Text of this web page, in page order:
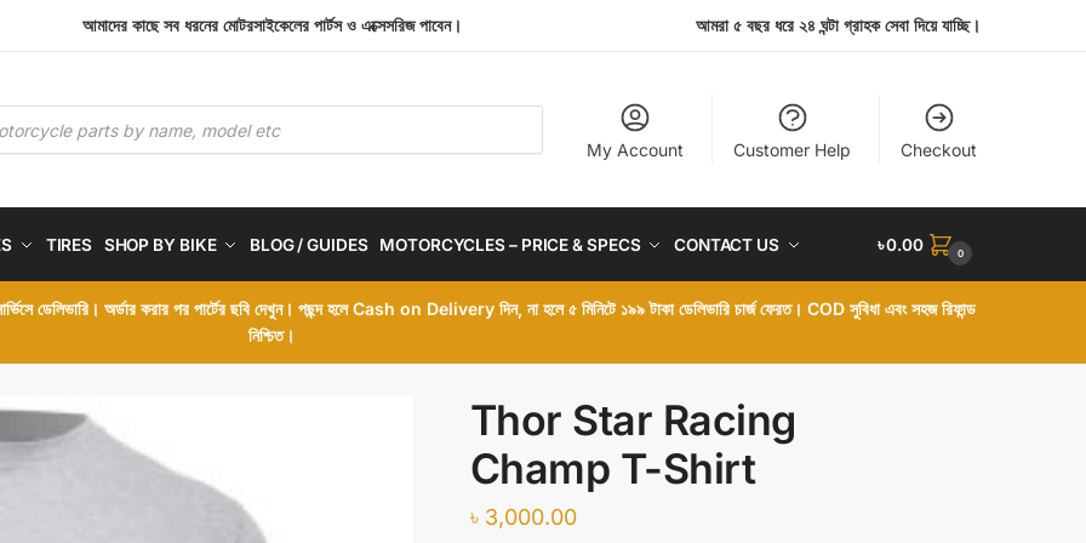
আমাদের কাছে সব ধরনের মোটরসাইকেলের পার্টস ও এক্সেসরিজ পাবেন। আমরা ৫ বছর ধরে ২৪ ঘন্টা গ্রাহক সেবা দিয়ে যাচ্ছি।
My Account Customer Help Checkout
TIRES SHOP BY BIKE BLOG / GUIDES MOTORCYCLES – PRICE & SPECS CONTACT US ৳0.00 0
ডেলিভারি। অর্ডার করার পর পার্টের ছবি দেখুন। পছন্দ হলে Cash on Delivery দিন, না হলে ৫ মিনিটে ১৯৯ টাকা ডেলিভারি চার্জ ফেরত। COD সুবিধা এবং সহজ রিফান্ড
নিশ্চিত।
Thor Star Racing
Champ T-Shirt
৳ 3,000.00